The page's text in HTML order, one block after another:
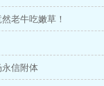
老牛吃嫩草！
信附体